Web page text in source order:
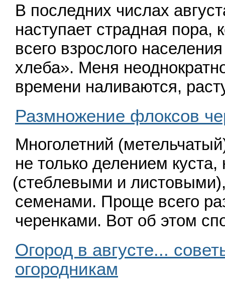
В последних числах
наступает страдная пора,
всего взрослого
хлеба». Меня
времени наливаются,
Размножение флоксов
Многолетний (
не только делением
(стеблевыми и
семенами. Проще всего
черенками. Вот об этом
Огород в августе...
огородникам